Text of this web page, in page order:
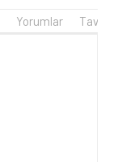
Yorumlar